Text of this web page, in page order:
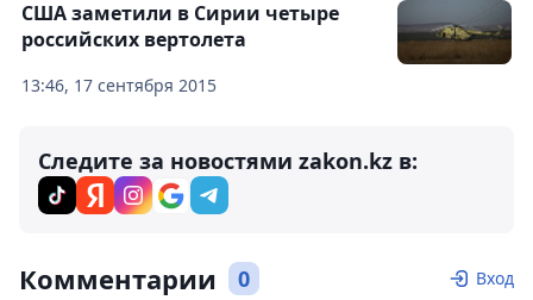
13:46, 17 сентября 2015
США заметили в Сирии четыре
российских вертолета
Следите за новостями zakon.kz в:
Комментарии 0 Вход